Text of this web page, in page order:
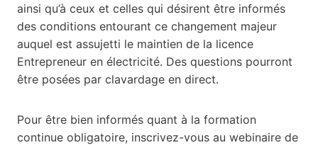
ainsi qu’à ceux et celles qui désirent être informés
des conditions entourant ce changement majeur
auquel est assujetti le maintien de la licence
Entrepreneur en électricité. Des questions pourront
être posées par clavardage en direct.
Pour être bien informés quant à la formation
continue obligatoire, inscrivez-vous au webinaire de